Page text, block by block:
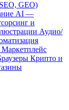
GEO)
AI —
и
Аудио/
Маркетплейс
Крипто и